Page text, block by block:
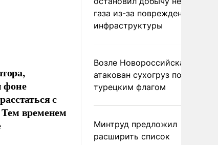
фоне
с
временем
газа из-за повреждения
инфраструктуры
Возле Новороссийска
атакован сухогруз под
турецким флагом
Минтруд предложил
расширить список